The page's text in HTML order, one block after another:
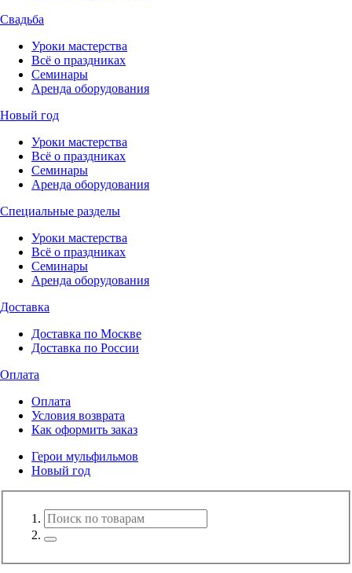
Свадьба
Уроки мастерства
Всё о праздниках
Семинары
Аренда оборудования
Новый год
Уроки мастерства
Всё о праздниках
Семинары
Аренда оборудования
Специальные разделы
Уроки мастерства
Всё о праздниках
Семинары
Аренда оборудования
Доставка
Доставка по Москве
Доставка по России
Оплата
Оплата
Условия возврата
Как оформить заказ
Герои мульфильмов
Новый год